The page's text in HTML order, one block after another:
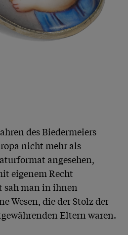
des Biedermeiers
nicht mehr als
angesehen,
eigenem Recht
sah man in ihnen
Wesen, die der Stolz der
Eltern waren.